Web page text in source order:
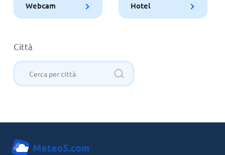
Webcam Hotel
Città